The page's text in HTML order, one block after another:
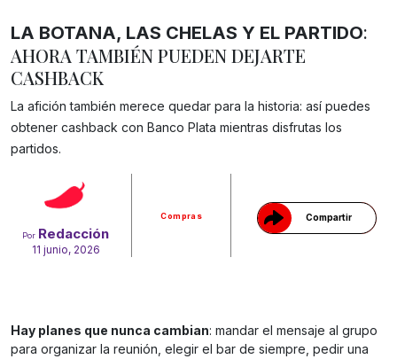
Por Redacción
11 junio, 2026
Compras Compartir
Gracias!
LA BOTANA, LAS CHELAS Y EL PARTIDO:
AHORA TAMBIÉN PUEDEN DEJARTE
CASHBACK
La afición también merece quedar para la historia: así puedes
obtener cashback con Banco Plata mientras disfrutas los
partidos.
Hay planes que nunca cambian: mandar el mensaje al grupo
para organizar la reunión, elegir el bar de siempre, pedir una